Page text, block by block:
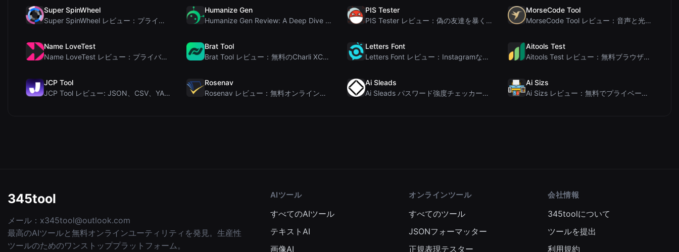
Super SpinWheel
Super SpinWheel レビュー：プライバシー最優先の無料ホイールスピナーでランダム抽選
Humanize Gen
Humanize Gen Review: A Deep Dive into This Free AI...
PIS Tester
PIS Tester レビュー：偽の友達を暴く、AI完全排除の友情クイズ
MorseCode Tool
MorseCode Tool レビュー：音声と光を備えた無料オンラインテキスト⇔モールス信号変換ツー...
Name LoveTest
Name LoveTest レビュー：プライバシー重視で画像を共有できる恋愛相性計算ツール
Brat Tool
Brat Tool レビュー：無料のCharli XCX風Bratテキスト生成ツール
Letters Font
Letters Font レビュー：Instagramなどで使える無料Unicodeフォントジェネレ...
Aitools Test
Aitools Test レビュー：無料ブラウザベースのAI検出器、トークンカウンター、コスト見積も...
JCP Tool
JCP Tool レビュー: JSON、CSV、YAML、XML対応の無料クライアントサイドデータ変...
Rosenav
Rosenav レビュー：無料オンラインコサイン類似度チェッカー＆テキスト差分ツール
Ai Sleads
Ai Sleads パスワード強度チェッカーレビュー：ゼロアップロード、リアルタイムエントロピー分析
Ai Sizs
Ai Sizs レビュー：無料でプライベートな画像類似度比較・ぼけ検出ツール
345tool
メール： x345tool@outlook.com
最高のAIツールと無料オンラインユーティリティを発見。生産性
ツールのためのワンストッププラットフォーム。
AIツール
すべてのAIツール
テキストAI
画像AI
オンラインツール
すべてのツール
JSONフォーマッター
正規表現テスター
会社情報
345toolについて
ツールを提出
利用規約